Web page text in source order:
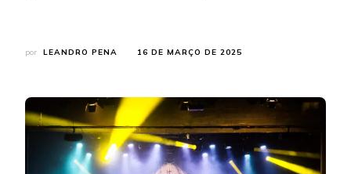
por LEANDRO PENA 16 DE MARÇO DE 2025